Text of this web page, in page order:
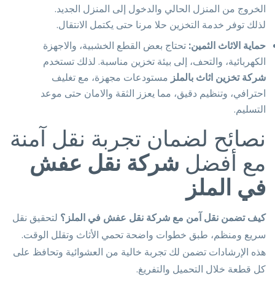
الخروج من المنزل الحالي والدخول إلى المنزل الجديد.
لذلك توفر خدمة التخزين حلا مرنا حتى يكتمل الانتقال.
حماية الاثاث الثمين: تحتاج بعض القطع الخشبية، والاجهزة
الكهربائية، والتحف، إلى بيئة تخزين مناسبة. لذلك تستخدم
شركة تخزين اثاث بالملز مستودعات مجهزة، مع تغليف
احترافي، وتنظيم دقيق، مما يعزز الثقة والامان حتى موعد
التسليم.
نصائح لضمان تجربة نقل آمنة
مع أفضل شركة نقل عفش
في الملز
كيف تضمن نقل آمن مع شركة نقل عفش في الملز؟ لتحقيق نقل
سريع ومنظم، طبق خطوات واضحة تحمي الأثاث وتقلل الوقت.
هذه الإرشادات تضمن لك تجربة خالية من العشوائية وتحافظ على
كل قطعة خلال التحميل والتفريغ.